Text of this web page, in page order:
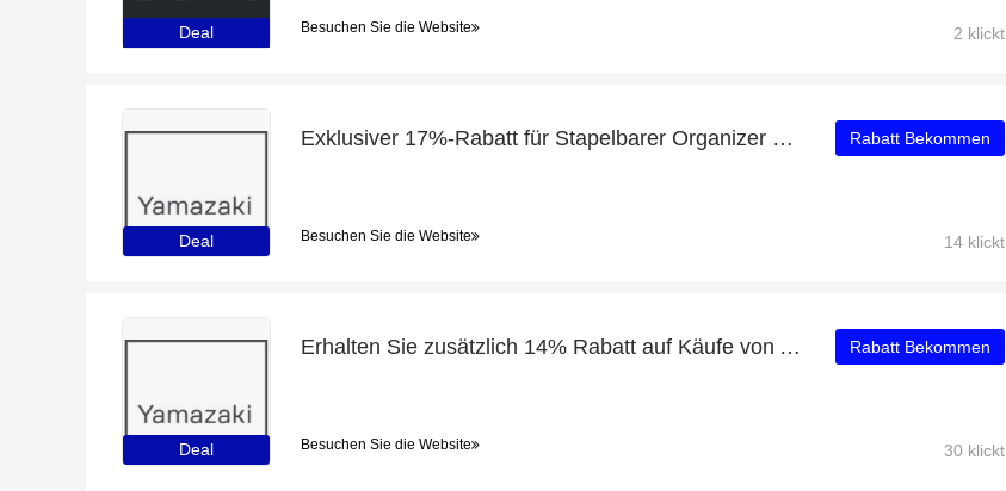
Deal Besuchen Sie die Website 2 klickt
Deal
Exklusiver 17%-Rabatt für Stapelbarer Organizer L Tief 2er Set
Besuchen Sie die Website
Rabatt Bekommen
14 klickt
Deal
Erhalten Sie zusätzlich 14% Rabatt auf Käufe von Aufbewahrungsbehälter Für Make-Up
Besuchen Sie die Website
Rabatt Bekommen
30 klickt